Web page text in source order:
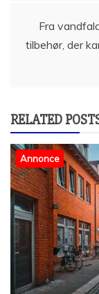
Fra
tilbehør, der
RELATED
Annonce